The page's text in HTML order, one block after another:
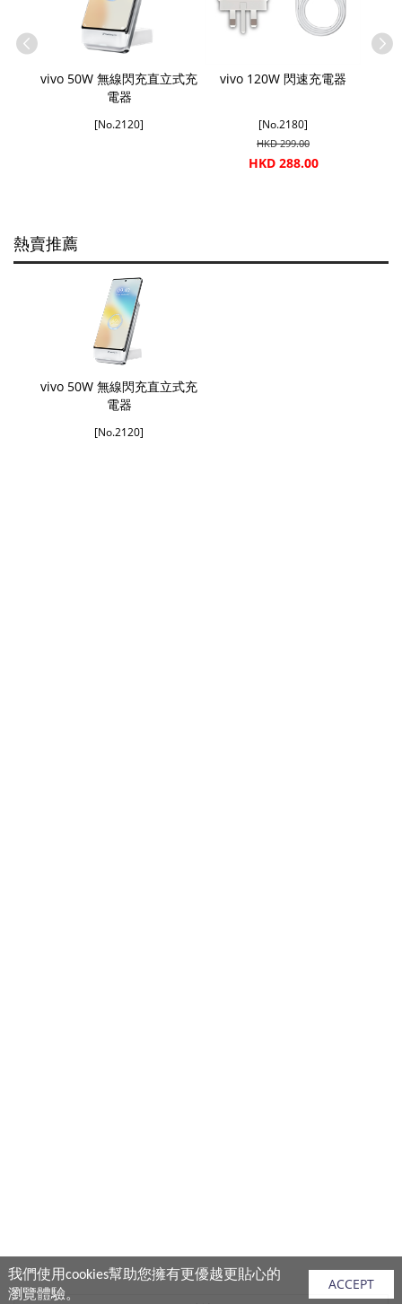
vivo 50W 無線閃充直立式充
電器
[No.2120]
vivo 120W 閃速充電器
[No.2180]
HKD 299.00
HKD 288.00
熱賣推薦
vivo 50W 無線閃充直立式充
電器
[No.2120]
我們使用cookies幫助您擁有更優越更貼心的
瀏覽體驗。
ACCEPT